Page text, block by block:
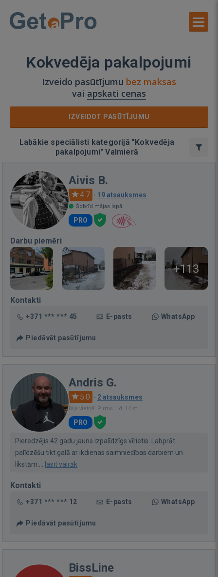
Kokvedēja pakalpojumi
Izveido pasūtījumu bez maksas
vai apskati cenas
IZVEIDOT PASŪTĪJUMU
Labākie speciālisti kategorijā "Kokvedēja
pakalpojumi" Valmierā
Aivis B.
4.7 · 19 atsauksmes
Šobrīd mājas lapā
PRO
Darbu piemēri
+113
Kontakti
+371 *** *** 45 E-pasts WhatsApp
Piedāvāt pasūtījumu
Andris G.
5.0 · 2 atsauksmes
Bija vietnē: Pirms 1 d. 14 st.
PRO
Pieredzējis 42 gadu jauns izpalīdzīgs vīrietis. Labprāt
palīdzēšu tikt galā ar ikdienas saimniecības darbiem un
likstām....
lasīt vairāk
Kontakti
+371 *** *** 12 E-pasts WhatsApp
Piedāvāt pasūtījumu
BissLine